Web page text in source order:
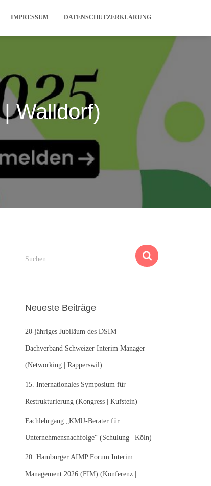
IMPRESSUM DATENSCHUTZERKLÄRUNG
Walldorf)
u
n
a
c
:
Suchen …
Neueste Beiträge
20-jähriges Jubiläum des DSIM –
Dachverband Schweizer Interim Manager
(Networking | Rapperswil)
15. Internationales Symposium für
Restrukturierung (Kongress | Kufstein)
Fachlehrgang „KMU-Berater für
Unternehmensnachfolge“ (Schulung | Köln)
20. Hamburger AIMP Forum Interim
Management 2026 (FIM) (Konferenz |